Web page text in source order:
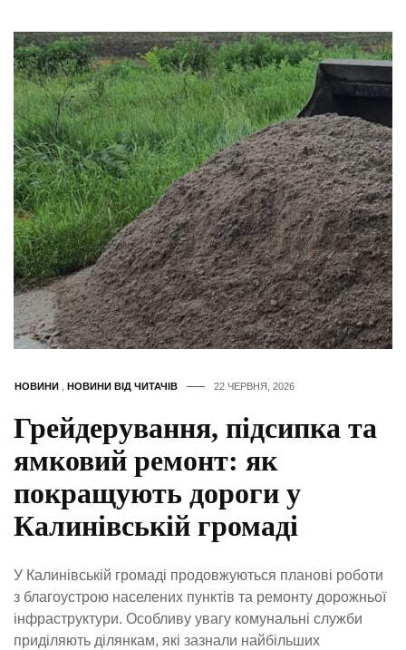
НОВИНИ НОВИНИ ВІД ЧИТАЧІВ 22 ЧЕРВНЯ, 2026
Грейдерування, підсипка та
ямковий ремонт: як
покращують дороги у
Калинівській громаді
У Калинівській громаді продовжуються планові роботи
з благоустрою населених пунктів та ремонту дорожньої
інфраструктури. Особливу увагу комунальні служби
приділяють ділянкам, які зазнали найбільших